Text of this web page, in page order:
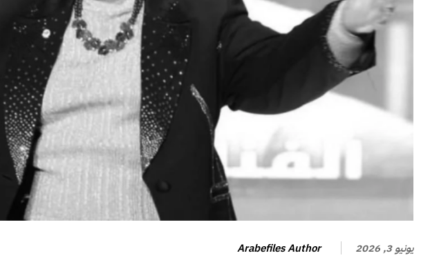
يونيو 3, 2026 Arabefiles Author